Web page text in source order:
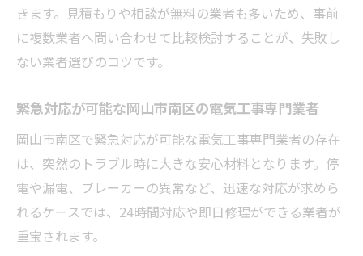
きます。見積もりや相談が無料の業者も多いため、事前
に複数業者へ問い合わせて比較検討することが、失敗し
ない業者選びのコツです。
緊急対応が可能な岡山市南区の電気工事専門業者
岡山市南区で緊急対応が可能な電気工事専門業者の存在
は、突然のトラブル時に大きな安心材料となります。停
電や漏電、ブレーカーの異常など、迅速な対応が求めら
れるケースでは、24時間対応や即日修理ができる業者が
重宝されます。